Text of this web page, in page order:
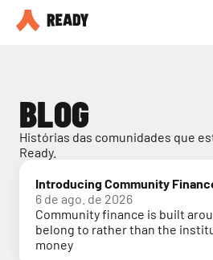
Seja parceiro
BLOG
Histórias das comunidades que
Ready.
Introducing Community
6 de ago. de 2026
Community finance is built
belong to rather than the
money